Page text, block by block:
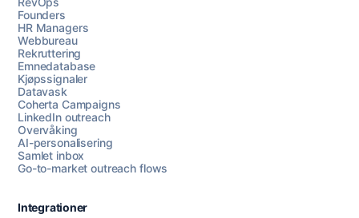
Founders
HR Managers
Webbureau
Rekruttering
Emnedatabase
Kjøpssignaler
Datavask
Coherta Campaigns
LinkedIn outreach
Overvåking
AI-personalisering
Samlet inbox
Go-to-market outreach flows
Integrationer